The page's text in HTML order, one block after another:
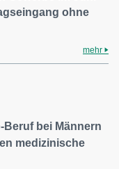
ohne
mehr
Beruf bei Männern
medizinische